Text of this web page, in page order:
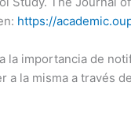
https://
la importancia de
a la misma a través